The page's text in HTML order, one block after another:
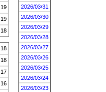
19
19
18
18
18
17
16
2026/03/31
2026/03/30
2026/03/29
2026/03/28
2026/03/27
2026/03/26
2026/03/25
2026/03/24
2026/03/23